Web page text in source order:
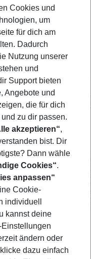
von Taormina,
zu Fuß erreichbar und
verfügt über einen
eigenes Bad mit
Alle Zimmer sind
die Panoramaterrasse,
ohne Balkon.
Cookies und
um
für dich am
Dadurch
Nutzung unserer
und
Support bieten
Angebote und
die für dich
zu dir passen.
akzeptieren“,
bist. Dir
Dann wähle
Cookies“.
anpassen“
Cookie-
individuell
kannst deine
ändern oder
dazu einfach